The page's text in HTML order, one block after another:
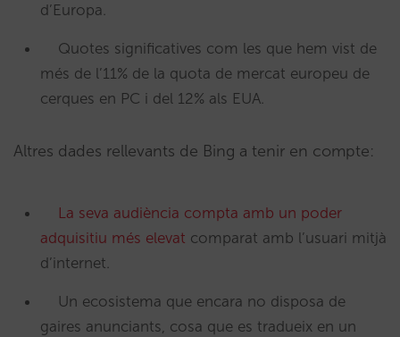
d’Europa.
Quotes significatives com les que hem vist de
més de l’11% de la quota de mercat europeu de
cerques en PC i del 12% als EUA.
Altres dades rellevants de Bing a tenir en compte:
La seva audiència compta amb un poder
adquisitiu més elevat comparat amb l’usuari mitjà
d’internet.
Un ecosistema que encara no disposa de
gaires anunciants, cosa que es tradueix en un